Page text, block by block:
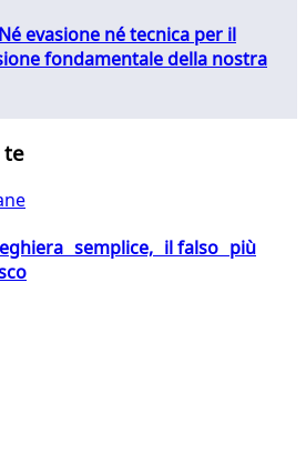
evasione né tecnica per il
fondamentale della nostra
te
semplice, il falso più